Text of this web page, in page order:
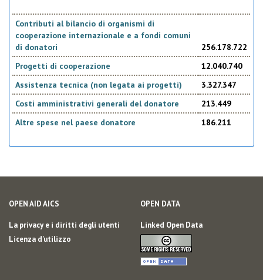
Contributi al bilancio di organismi di
cooperazione internazionale e a fondi comuni
di donatori
256.178.722
Progetti di cooperazione
12.040.740
Assistenza tecnica (non legata ai progetti)
3.327.347
Costi amministrativi generali del donatore
213.449
Altre spese nel paese donatore
186.211
OPEN AID AICS
La privacy e i diritti degli utenti
Licenza d'utilizzo
OPEN DATA
Linked Open Data